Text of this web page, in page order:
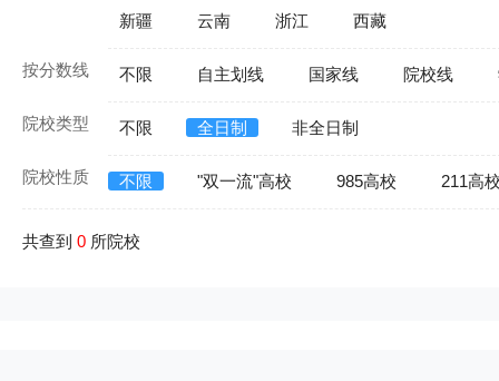
新疆 云南 浙江 西藏
按分数线 不限 自主划线 国家线 院校线
院校类型 不限 全日制 非全日制
院校性质 不限 "双一流"高校 985高校 211高
共查到 0 所院校